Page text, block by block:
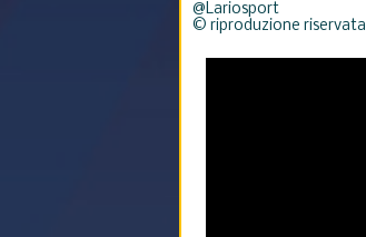
@Lariosport
© riproduzione riservata